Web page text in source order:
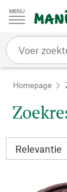
Passer au
Homepage